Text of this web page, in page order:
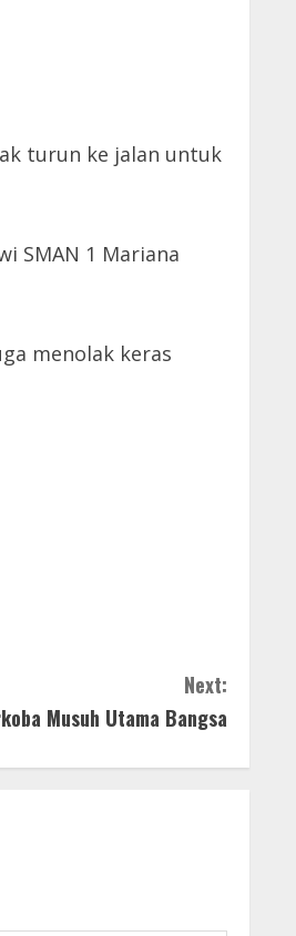
turun ke jalan untuk
SMAN 1 Mariana
menolak keras
Next:
Musuh Utama Bangsa